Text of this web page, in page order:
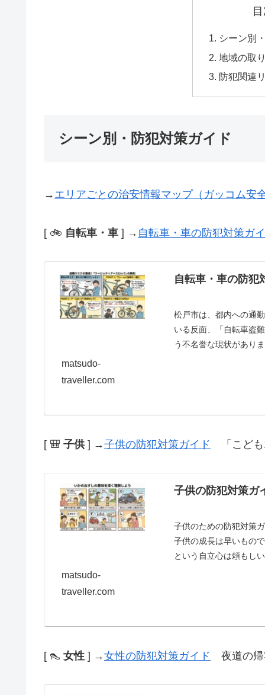
シーン別
地域の取
防犯関連
シーン別・防犯対策ガイド
→ エリアごとの治安情報マップ（ガッコム安
[ 🚲 自転車・車 ] → 自転車・車の防犯対策ガ
自転車・車の防犯
松戸市は、都内への通
いる反面、「自転車盗
う不名誉な現状があり
matsudo-
traveller.com
[ 🎒 子供] →子供の防犯対策ガイド 「こども
子供の防犯対策ガ
子供のための防犯対策
子供の成長は早いもの
という自立心は頼もし
matsudo-
traveller.com
[ 👠 女性 ] →女性の防犯対策ガイド 夜道の帰